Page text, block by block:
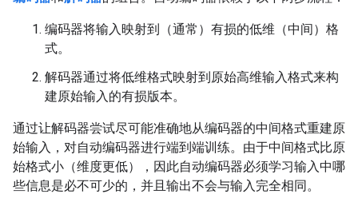
编码器将输入映射到（通常）有损的低维（中间）格
式。
解码器通过将低维格式映射到原始高维输入格式来构
建原始输入的有损版本。
通过让解码器尝试尽可能准确地从编码器的中间格式重建原
始输入，对自动编码器进行端到端训练。由于中间格式比原
始格式小（维度更低），因此自动编码器必须学习输入中哪
些信息是必不可少的，并且输出不会与输入完全相同。